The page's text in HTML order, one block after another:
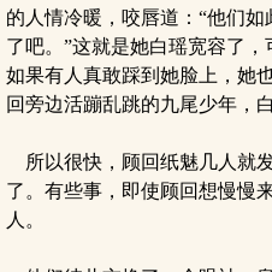
的人情冷暖，咬唇道：“他们
了吧。”这就是她白瑶宽容了
如果有人真敢踩到她脸上，她
回旁边活蹦乱跳的九尾少年，
所以很快，顾回纸魅几人就
了。有些事，即使顾回想慢慢
人。